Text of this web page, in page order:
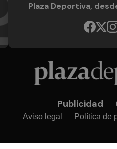
Plaza Deportiva,
Publicidad
Aviso legal Política de